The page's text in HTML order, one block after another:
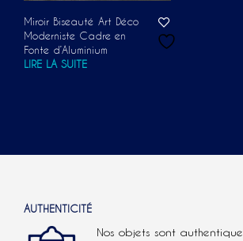
Miroir Biseauté Art Déco
Moderniste Cadre en
Fonte d’Aluminium
LIRE LA SUITE
AUTHENTICITÉ
Nos objets sont